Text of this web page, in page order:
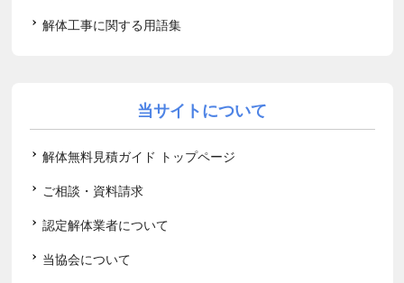
解体工事に関する用語集
当サイトについて
解体無料見積ガイド トップページ
ご相談・資料請求
認定解体業者について
当協会について